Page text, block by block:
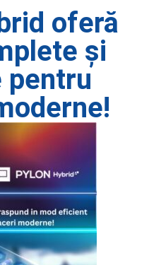
oferă
și